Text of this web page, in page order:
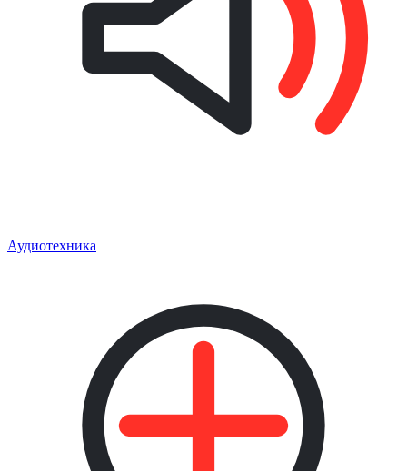
Аудиотехника